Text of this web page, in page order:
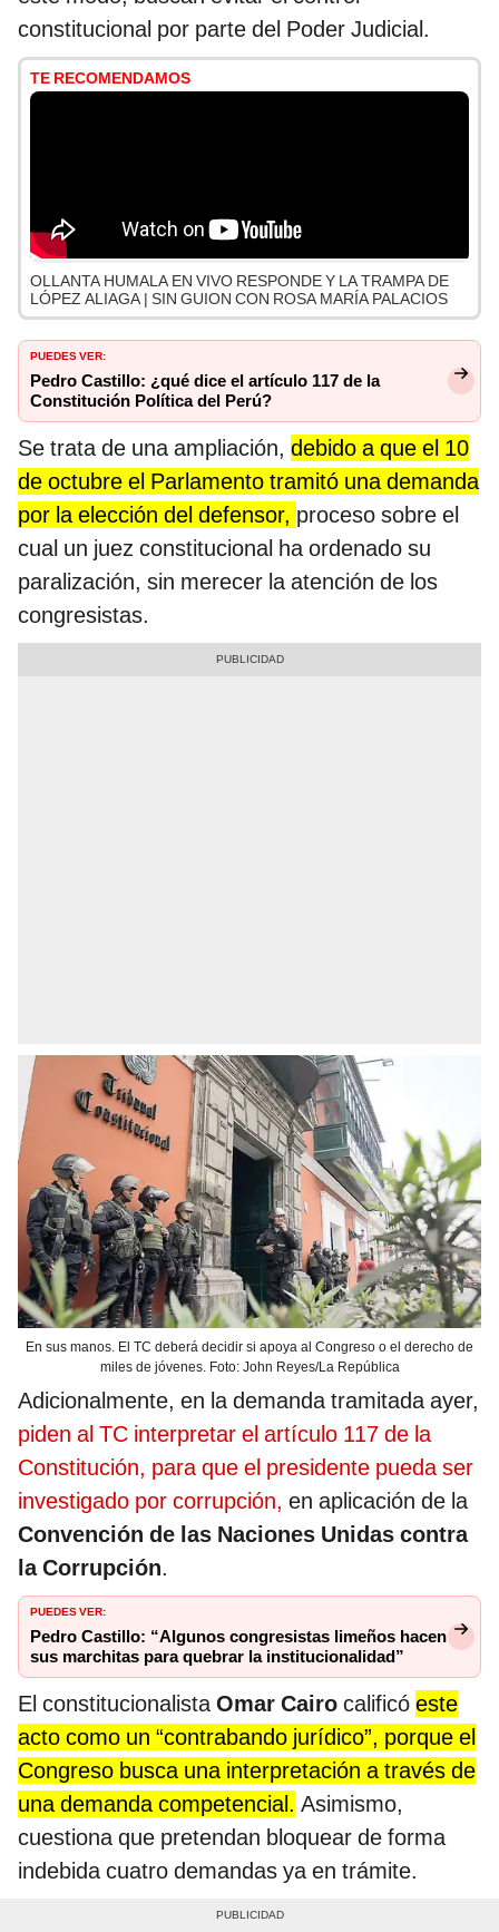
constitucional por parte del Poder Judicial.
TE RECOMENDAMOS
OLLANTA HUMALA EN VIVO RESPONDE Y LA TRAMPA DE
LÓPEZ ALIAGA | SIN GUION CON ROSA MARÍA PALACIOS
PUEDES VER:
Pedro Castillo: ¿qué dice el artículo 117 de la
Constitución Política del Perú?
Se trata de una ampliación, debido a que el 10
de octubre el Parlamento tramitó una demanda
por la elección del defensor, proceso sobre el
cual un juez constitucional ha ordenado su
paralización, sin merecer la atención de los
congresistas.
En sus manos. El TC deberá decidir si apoya al Congreso o el derecho de
miles de jóvenes. Foto: John Reyes/La República
Adicionalmente, en la demanda tramitada ayer,
piden al TC interpretar el artículo 117 de la
Constitución, para que el presidente pueda ser
investigado por corrupción, en aplicación de la
Convención de las Naciones Unidas contra
la Corrupción.
PUEDES VER:
Pedro Castillo: “Algunos congresistas limeños hacen
sus marchitas para quebrar la institucionalidad”
El constitucionalista Omar Cairo calificó este
acto como un “contrabando jurídico”, porque el
Congreso busca una interpretación a través de
una demanda competencial. Asimismo,
cuestiona que pretendan bloquear de forma
indebida cuatro demandas ya en trámite.